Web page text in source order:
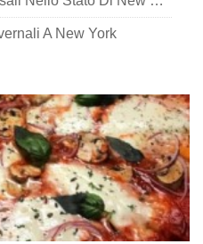
A New York